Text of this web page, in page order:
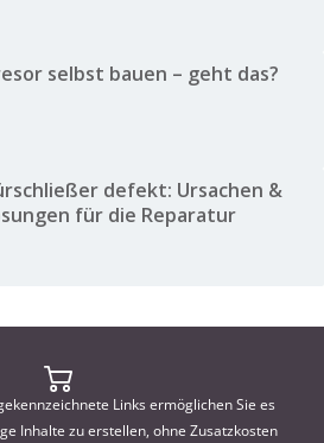
selbst bauen – geht das?
defekt: Ursachen &
für die Reparatur
Links ermöglichen Sie es
Inhalte zu erstellen, ohne Zusatzkosten